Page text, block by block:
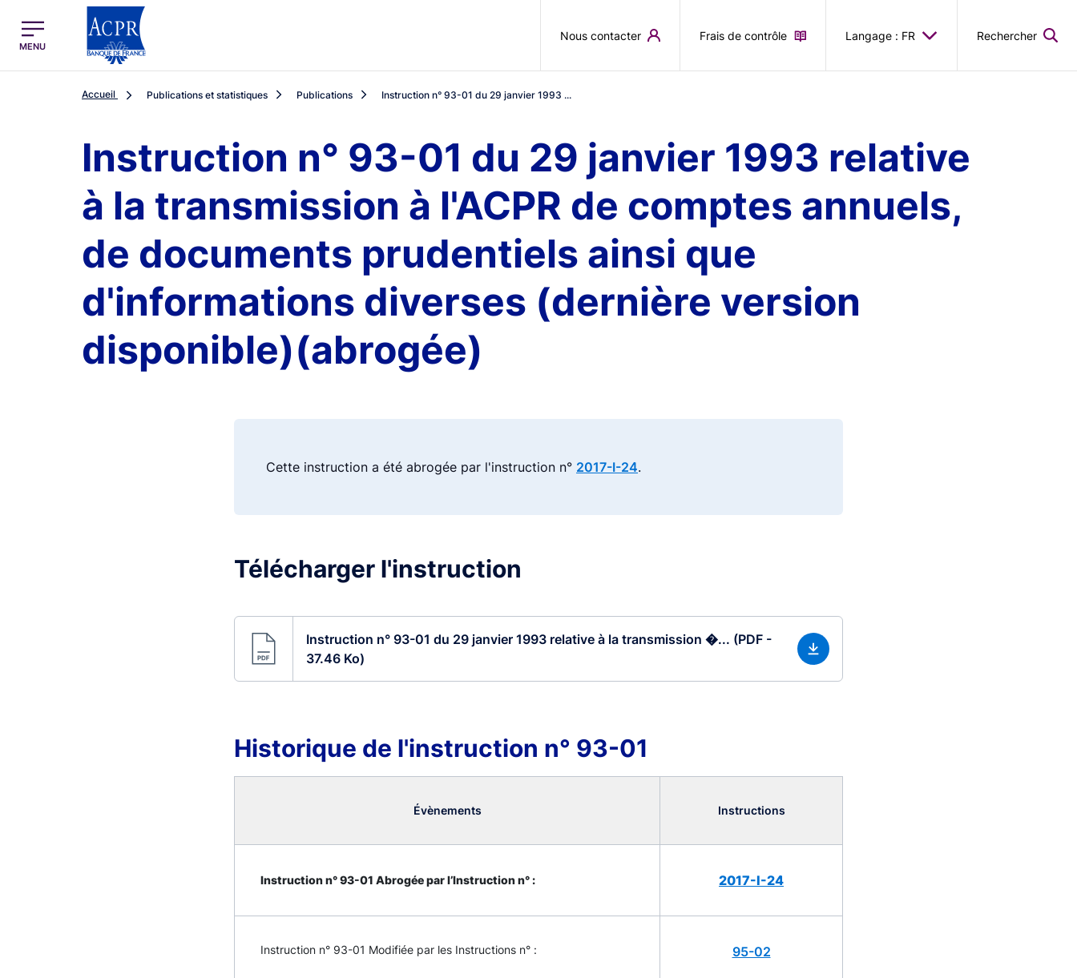
ACPR Menu Principal (French)
MENU
Nous contacter Frais de contrôle Langage : FR Rechercher
Accueil Publications et statistiques Publications Instruction n° 93-01 du 29 janvier 1993 ...
Instruction n° 93-01 du 29 janvier 1993 relative
à la transmission à l'ACPR de comptes annuels,
de documents prudentiels ainsi que
d'informations diverses (dernière version
disponible)(abrogée)
Cette instruction a été abrogée par l'instruction n° 2017-I-24.
Télécharger l'instruction
Instruction n° 93-01 du 29 janvier 1993 relative à la transmission �... (PDF -
37.46 Ko)
Historique de l'instruction n° 93-01
Évènements Instructions
Instruction n° 93-01 Abrogée par l’Instruction n° : 2017-I-24
Instruction n° 93-01 Modifiée par les Instructions n° : 95-02